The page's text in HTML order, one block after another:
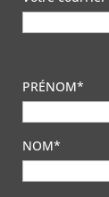
PRÉNOM*
NOM*